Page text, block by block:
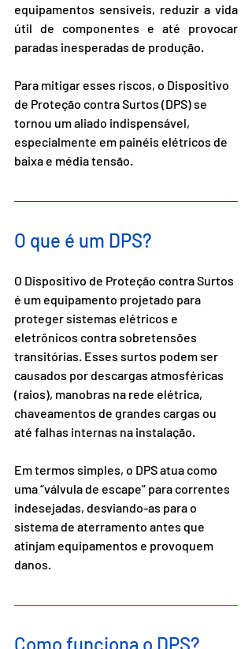
equipamentos sensíveis, reduzir a vida
útil de componentes e até provocar
paradas inesperadas de produção.
Para mitigar esses riscos, o Dispositivo
de Proteção contra Surtos (DPS) se
tornou um aliado indispensável,
especialmente em painéis elétricos de
baixa e média tensão.
O que é um DPS?
O Dispositivo de Proteção contra Surtos
é um equipamento projetado para
proteger sistemas elétricos e
eletrônicos contra sobretensões
transitórias. Esses surtos podem ser
causados por descargas atmosféricas
(raios), manobras na rede elétrica,
chaveamentos de grandes cargas ou
até falhas internas na instalação.
Em termos simples, o DPS atua como
uma “válvula de escape” para correntes
indesejadas, desviando-as para o
sistema de aterramento antes que
atinjam equipamentos e provoquem
danos.
Como funciona o DPS?